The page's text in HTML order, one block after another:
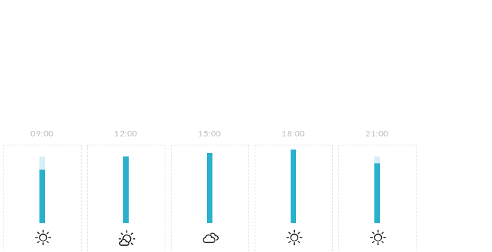
09:00 12:00 15:00 18:00 21:00